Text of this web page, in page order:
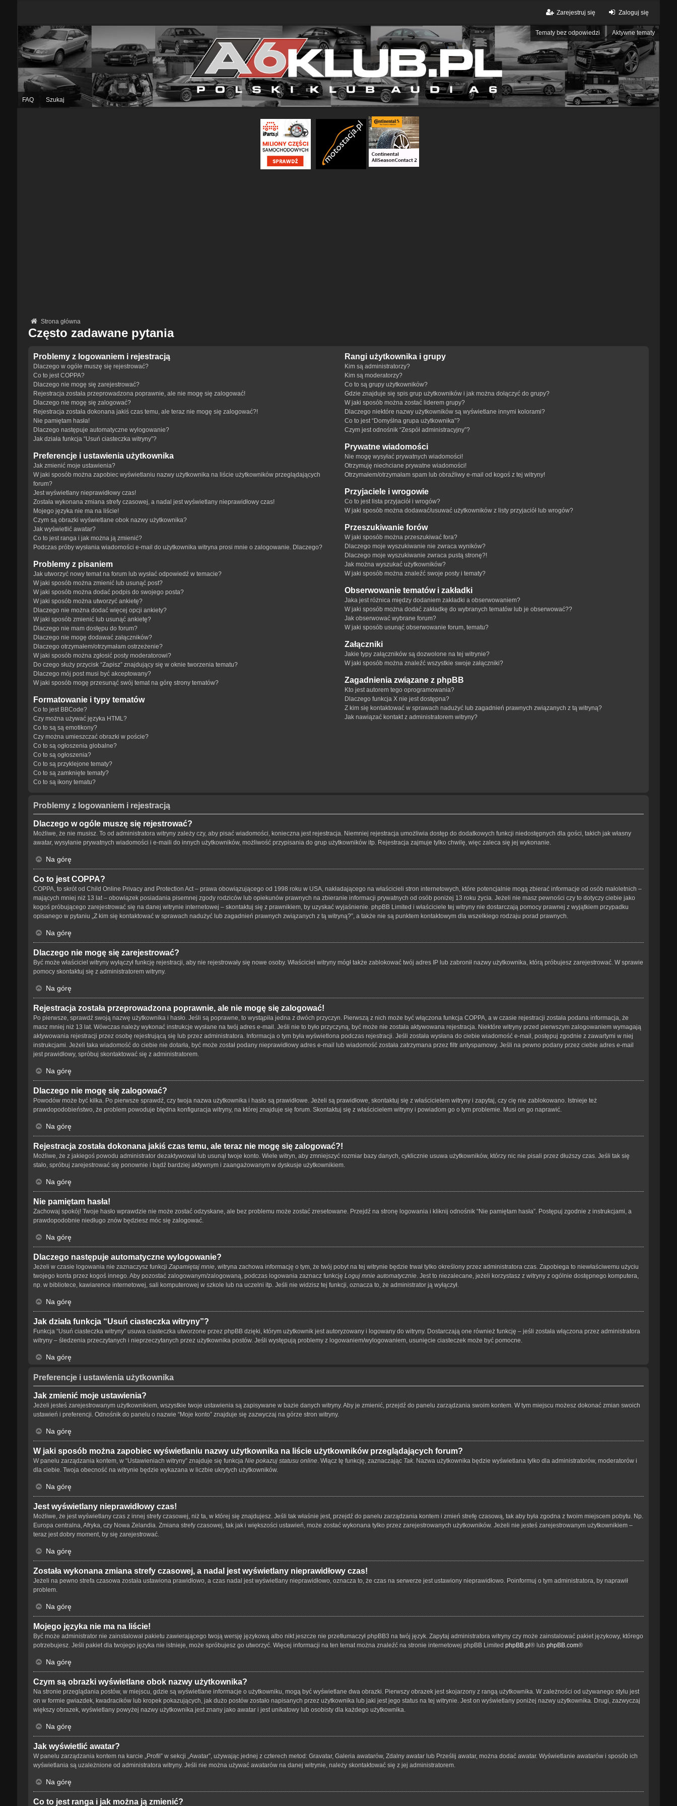
Zaloguj się
Zarejestruj się
Tematy bez odpowiedzi Aktywne tematy
FAQ Szukaj
Strona główna
Często zadawane pytania
Problemy z logowaniem i rejestracją
Dlaczego w ogóle muszę się rejestrować?
Co to jest COPPA?
Dlaczego nie mogę się zarejestrować?
Rejestracja została przeprowadzona poprawnie, ale nie mogę się zalogować!
Dlaczego nie mogę się zalogować?
Rejestracja została dokonana jakiś czas temu, ale teraz nie mogę się zalogować?!
Nie pamiętam hasła!
Dlaczego następuje automatyczne wylogowanie?
Jak działa funkcja “Usuń ciasteczka witryny”?
Preferencje i ustawienia użytkownika
Jak zmienić moje ustawienia?
W jaki sposób można zapobiec wyświetlaniu nazwy użytkownika na liście użytkowników przeglądających
forum?
Jest wyświetlany nieprawidłowy czas!
Została wykonana zmiana strefy czasowej, a nadal jest wyświetlany nieprawidłowy czas!
Mojego języka nie ma na liście!
Czym są obrazki wyświetlane obok nazwy użytkownika?
Jak wyświetlić awatar?
Co to jest ranga i jak można ją zmienić?
Podczas próby wysłania wiadomości e-mail do użytkownika witryna prosi mnie o zalogowanie. Dlaczego?
Problemy z pisaniem
Jak utworzyć nowy temat na forum lub wysłać odpowiedź w temacie?
W jaki sposób można zmienić lub usunąć post?
W jaki sposób można dodać podpis do swojego posta?
W jaki sposób można utworzyć ankietę?
Dlaczego nie można dodać więcej opcji ankiety?
W jaki sposób zmienić lub usunąć ankietę?
Dlaczego nie mam dostępu do forum?
Dlaczego nie mogę dodawać załączników?
Dlaczego otrzymałem/otrzymałam ostrzeżenie?
W jaki sposób można zgłosić posty moderatorowi?
Do czego służy przycisk “Zapisz” znajdujący się w oknie tworzenia tematu?
Dlaczego mój post musi być akceptowany?
W jaki sposób mogę przesunąć swój temat na górę strony tematów?
Formatowanie i typy tematów
Co to jest BBCode?
Czy można używać języka HTML?
Co to są są emotikony?
Czy można umieszczać obrazki w poście?
Co to są ogłoszenia globalne?
Co to są ogłoszenia?
Co to są przyklejone tematy?
Co to są zamknięte tematy?
Co to są ikony tematu?
Rangi użytkownika i grupy
Kim są administratorzy?
Kim są moderatorzy?
Co to są grupy użytkowników?
Gdzie znajduje się spis grup użytkowników i jak można dołączyć do grupy?
W jaki sposób można zostać liderem grupy?
Dlaczego niektóre nazwy użytkowników są wyświetlane innymi kolorami?
Co to jest “Domyślna grupa użytkownika”?
Czym jest odnośnik “Zespół administracyjny”?
Prywatne wiadomości
Nie mogę wysyłać prywatnych wiadomości!
Otrzymuję niechciane prywatne wiadomości!
Otrzymałem/otrzymałam spam lub obraźliwy e-mail od kogoś z tej witryny!
Przyjaciele i wrogowie
Co to jest lista przyjaciół i wrogów?
W jaki sposób można dodawać/usuwać użytkowników z listy przyjaciół lub wrogów?
Przeszukiwanie forów
W jaki sposób można przeszukiwać fora?
Dlaczego moje wyszukiwanie nie zwraca wyników?
Dlaczego moje wyszukiwanie zwraca pustą stronę?!
Jak można wyszukać użytkowników?
W jaki sposób można znaleźć swoje posty i tematy?
Obserwowanie tematów i zakładki
Jaka jest różnica między dodaniem zakładki a obserwowaniem?
W jaki sposób można dodać zakładkę do wybranych tematów lub je obserwować??
Jak obserwować wybrane forum?
W jaki sposób usunąć obserwowanie forum, tematu?
Załączniki
Jakie typy załączników są dozwolone na tej witrynie?
W jaki sposób można znaleźć wszystkie swoje załączniki?
Zagadnienia związane z phpBB
Kto jest autorem tego oprogramowania?
Dlaczego funkcja X nie jest dostępna?
Z kim się kontaktować w sprawach nadużyć lub zagadnień prawnych związanych z tą witryną?
Jak nawiązać kontakt z administratorem witryny?
Problemy z logowaniem i rejestracją
Dlaczego w ogóle muszę się rejestrować?
Możliwe, że nie musisz. To od administratora witryny zależy czy, aby pisać wiadomości, konieczna jest rejestracja. Niemniej rejestracja umożliwia dostęp do dodatkowych funkcji niedostępnych dla gości, takich jak własny
awatar, wysyłanie prywatnych wiadomości i e-maili do innych użytkowników, możliwość przypisania do grup użytkowników itp. Rejestracja zajmuje tylko chwilę, więc zaleca się jej wykonanie.
Na górę
Co to jest COPPA?
COPPA, to skrót od Child Online Privacy and Protection Act – prawa obowiązującego od 1998 roku w USA, nakładającego na właścicieli stron internetowych, które potencjalnie mogą zbierać informacje od osób małoletnich –
mających mniej niż 13 lat – obowiązek posiadania pisemnej zgody rodziców lub opiekunów prawnych na zbieranie informacji prywatnych od osób poniżej 13 roku życia. Jeżeli nie masz pewności czy to dotyczy ciebie jako
kogoś próbującego zarejestrować się na danej witrynie internetowej – skontaktuj się z prawnikiem, by uzyskać wyjaśnienie. phpBB Limited i właściciele tej witryny nie dostarczają pomocy prawnej z wyjątkiem przypadku
opisanego w pytaniu „Z kim się kontaktować w sprawach nadużyć lub zagadnień prawnych związanych z tą witryną?”, a także nie są punktem kontaktowym dla wszelkiego rodzaju porad prawnych.
Na górę
Dlaczego nie mogę się zarejestrować?
Być może właściciel witryny wyłączył funkcję rejestracji, aby nie rejestrowały się nowe osoby. Właściciel witryny mógł także zablokować twój adres IP lub zabronił nazwy użytkownika, którą próbujesz zarejestrować. W sprawie
pomocy skontaktuj się z administratorem witryny.
Na górę
Rejestracja została przeprowadzona poprawnie, ale nie mogę się zalogować!
Po pierwsze, sprawdź swoją nazwę użytkownika i hasło. Jeśli są poprawne, to wystąpiła jedna z dwóch przyczyn. Pierwszą z nich może być włączona funkcja COPPA, a w czasie rejestracji została podana informacja, że
masz mniej niż 13 lat. Wówczas należy wykonać instrukcje wysłane na twój adres e-mail. Jeśli nie to było przyczyną, być może nie została aktywowana rejestracja. Niektóre witryny przed pierwszym zalogowaniem wymagają
aktywowania rejestracji przez osobę rejestrującą się lub przez administratora. Informacja o tym była wyświetlona podczas rejestracji. Jeśli została wysłana do ciebie wiadomość e-mail, postępuj zgodnie z zawartymi w niej
instrukcjami. Jeżeli taka wiadomość do ciebie nie dotarła, być może został podany nieprawidłowy adres e-mail lub wiadomość została zatrzymana przez filtr antyspamowy. Jeśli na pewno podany przez ciebie adres e-mail
jest prawidłowy, spróbuj skontaktować się z administratorem.
Na górę
Dlaczego nie mogę się zalogować?
Powodów może być kilka. Po pierwsze sprawdź, czy twoja nazwa użytkownika i hasło są prawidłowe. Jeżeli są prawidłowe, skontaktuj się z właścicielem witryny i zapytaj, czy cię nie zablokowano. Istnieje też
prawdopodobieństwo, że problem powoduje błędna konfiguracja witryny, na której znajduje się forum. Skontaktuj się z właścicielem witryny i powiadom go o tym problemie. Musi on go naprawić.
Na górę
Rejestracja została dokonana jakiś czas temu, ale teraz nie mogę się zalogować?!
Możliwe, że z jakiegoś powodu administrator dezaktywował lub usunął twoje konto. Wiele witryn, aby zmniejszyć rozmiar bazy danych, cyklicznie usuwa użytkowników, którzy nic nie pisali przez dłuższy czas. Jeśli tak się
stało, spróbuj zarejestrować się ponownie i bądź bardziej aktywnym i zaangażowanym w dyskusje użytkownikiem.
Na górę
Nie pamiętam hasła!
Zachowaj spokój! Twoje hasło wprawdzie nie może zostać odzyskane, ale bez problemu może zostać zresetowane. Przejdź na stronę logowania i kliknij odnośnik “Nie pamiętam hasła”. Postępuj zgodnie z instrukcjami, a
prawdopodobnie niedługo znów będziesz móc się zalogować.
Na górę
Dlaczego następuje automatyczne wylogowanie?
Jeżeli w czasie logowania nie zaznaczysz funkcji Zapamiętaj mnie, witryna zachowa informację o tym, że twój pobyt na tej witrynie będzie trwał tylko określony przez administratora czas. Zapobiega to niewłaściwemu użyciu
twojego konta przez kogoś innego. Aby pozostać zalogowanym/zalogowaną, podczas logowania zaznacz funkcję Loguj mnie automatycznie. Jest to niezalecane, jeżeli korzystasz z witryny z ogólnie dostępnego komputera,
np. w bibliotece, kawiarence internetowej, sali komputerowej w szkole lub na uczelni itp. Jeśli nie widzisz tej funkcji, oznacza to, że administrator ją wyłączył.
Na górę
Jak działa funkcja “Usuń ciasteczka witryny”?
Funkcja “Usuń ciasteczka witryny” usuwa ciasteczka utworzone przez phpBB dzięki, którym użytkownik jest autoryzowany i logowany do witryny. Dostarczają one również funkcję – jeśli została włączona przez administratora
witryny – śledzenia przeczytanych i nieprzeczytanych przez użytkownika postów. Jeśli występują problemy z logowaniem/wylogowaniem, usunięcie ciasteczek może być pomocne.
Na górę
Preferencje i ustawienia użytkownika
Jak zmienić moje ustawienia?
Jeżeli jesteś zarejestrowanym użytkownikiem, wszystkie twoje ustawienia są zapisywane w bazie danych witryny. Aby je zmienić, przejdź do panelu zarządzania swoim kontem. W tym miejscu możesz dokonać zmian swoich
ustawień i preferencji. Odnośnik do panelu o nazwie “Moje konto” znajduje się zazwyczaj na górze stron witryny.
Na górę
W jaki sposób można zapobiec wyświetlaniu nazwy użytkownika na liście użytkowników przeglądających forum?
W panelu zarządzania kontem, w “Ustawieniach witryny” znajduje się funkcja Nie pokazuj statusu online. Włącz tę funkcję, zaznaczając Tak. Nazwa użytkownika będzie wyświetlana tylko dla administratorów, moderatorów i
dla ciebie. Twoja obecność na witrynie będzie wykazana w liczbie ukrytych użytkowników.
Na górę
Jest wyświetlany nieprawidłowy czas!
Możliwe, że jest wyświetlany czas z innej strefy czasowej, niż ta, w której się znajdujesz. Jeśli tak właśnie jest, przejdź do panelu zarządzania kontem i zmień strefę czasową, tak aby była zgodna z twoim miejscem pobytu. Np.
Europa centralna, Afryka, czy Nowa Zelandia. Zmiana strefy czasowej, tak jak i większości ustawień, może zostać wykonana tylko przez zarejestrowanych użytkowników. Jeżeli nie jesteś zarejestrowanym użytkownikiem –
teraz jest dobry moment, by się zarejestrować.
Na górę
Została wykonana zmiana strefy czasowej, a nadal jest wyświetlany nieprawidłowy czas!
Jeżeli na pewno strefa czasowa została ustawiona prawidłowo, a czas nadal jest wyświetlany nieprawidłowo, oznacza to, że czas na serwerze jest ustawiony nieprawidłowo. Poinformuj o tym administratora, by naprawił
problem.
Na górę
Mojego języka nie ma na liście!
Być może administrator nie zainstalował pakietu zawierającego twoją wersję językową albo nikt jeszcze nie przetłumaczył phpBB3 na twój język. Zapytaj administratora witryny czy może zainstalować pakiet językowy, którego
potrzebujesz. Jeśli pakiet dla twojego języka nie istnieje, może spróbujesz go utworzyć. Więcej informacji na ten temat można znaleźć na stronie internetowej phpBB Limited phpBB.pl ® lub phpBB.com®
Na górę
Czym są obrazki wyświetlane obok nazwy użytkownika?
Na stronie przeglądania postów, w miejscu, gdzie są wyświetlane informacje o użytkowniku, mogą być wyświetlane dwa obrazki. Pierwszy obrazek jest skojarzony z rangą użytkownika. W zależności od używanego stylu jest
on w formie gwiazdek, kwadracików lub kropek pokazujących, jak dużo postów zostało napisanych przez użytkownika lub jaki jest jego status na tej witrynie. Jest on wyświetlany poniżej nazwy użytkownika. Drugi, zazwyczaj
większy obrazek, wyświetlany powyżej nazwy użytkownika jest znany jako awatar i jest unikatowy lub osobisty dla każdego użytkownika.
Na górę
Jak wyświetlić awatar?
W panelu zarządzania kontem na karcie „Profil” w sekcji „Awatar”, używając jednej z czterech metod: Gravatar, Galeria awatarów, Zdalny awatar lub Prześlij awatar, można dodać awatar. Wyświetlanie awatarów i sposób ich
wyświetlania są uzależnione od administratora witryny. Jeśli nie można używać awatarów na danej witrynie, należy skontaktować się z jej administratorem.
Na górę
Co to jest ranga i jak można ją zmienić?